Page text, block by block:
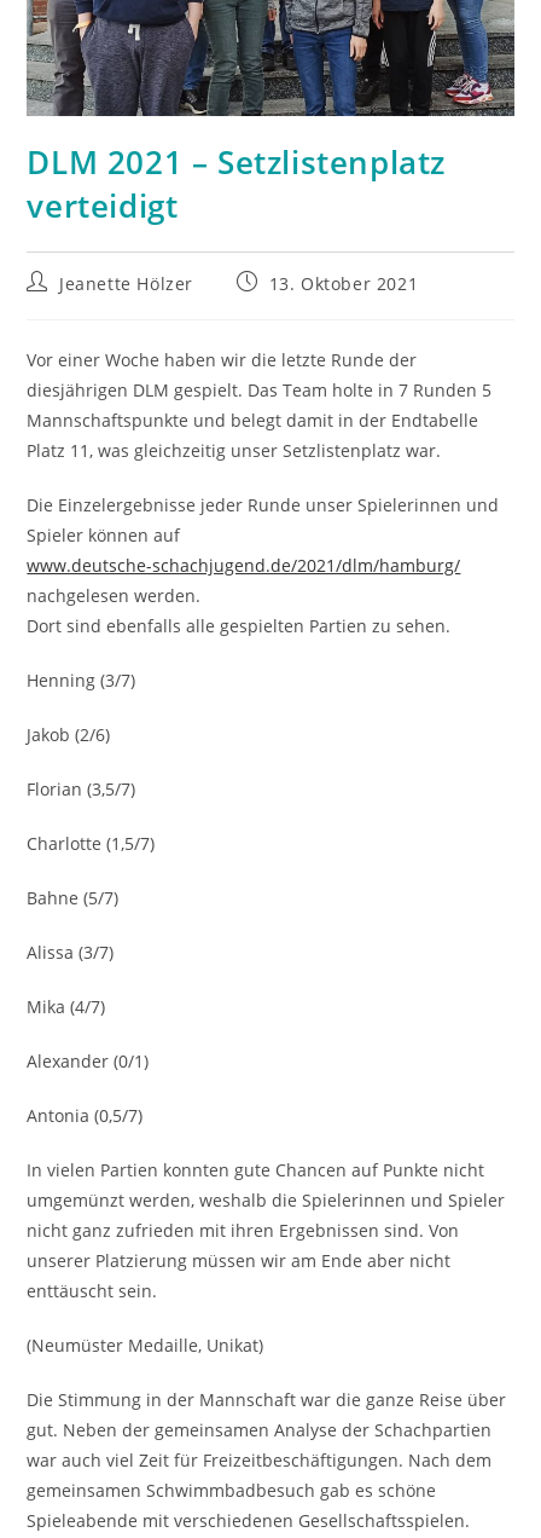
DLM 2021 – Setzlistenplatz
verteidigt
Beitrags-
Jeanette Hölzer
Beitrag13. Oktober 2021
Vor einer Woche haben wir die letzte Runde der
diesjährigen DLM gespielt. Das Team holte in 7 Runden 5
Mannschaftspunkte und belegt damit in der Endtabelle
Platz 11, was gleichzeitig unser Setzlistenplatz war.
Die Einzelergebnisse jeder Runde unser Spielerinnen und
Spieler können auf
www.deutsche-schachjugend.de/2021/dlm/hamburg/
nachgelesen werden.
Dort sind ebenfalls alle gespielten Partien zu sehen.
Henning (3/7)
Jakob (2/6)
Florian (3,5/7)
Charlotte (1,5/7)
Bahne (5/7)
Alissa (3/7)
Mika (4/7)
Alexander (0/1)
Antonia (0,5/7)
In vielen Partien konnten gute Chancen auf Punkte nicht
umgemünzt werden, weshalb die Spielerinnen und Spieler
nicht ganz zufrieden mit ihren Ergebnissen sind. Von
unserer Platzierung müssen wir am Ende aber nicht
enttäuscht sein.
(Neumüster Medaille, Unikat)
Die Stimmung in der Mannschaft war die ganze Reise über
gut. Neben der gemeinsamen Analyse der Schachpartien
war auch viel Zeit für Freizeitbeschäftigungen. Nach dem
gemeinsamen Schwimmbadbesuch gab es schöne
Spieleabende mit verschiedenen Gesellschaftsspielen.